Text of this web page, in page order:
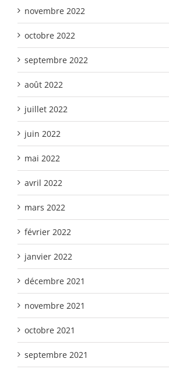
novembre 2022
octobre 2022
septembre 2022
août 2022
juillet 2022
juin 2022
mai 2022
avril 2022
mars 2022
février 2022
janvier 2022
décembre 2021
novembre 2021
octobre 2021
septembre 2021